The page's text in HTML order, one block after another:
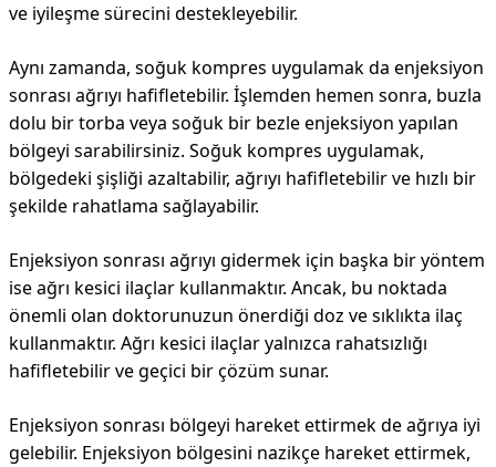
ve iyileşme sürecini destekleyebilir.
Aynı zamanda, soğuk kompres uygulamak da enjeksiyon
sonrası ağrıyı hafifletebilir. İşlemden hemen sonra, buzla
dolu bir torba veya soğuk bir bezle enjeksiyon yapılan
bölgeyi sarabilirsiniz. Soğuk kompres uygulamak,
bölgedeki şişliği azaltabilir, ağrıyı hafifletebilir ve hızlı bir
şekilde rahatlama sağlayabilir.
Enjeksiyon sonrası ağrıyı gidermek için başka bir yöntem
ise ağrı kesici ilaçlar kullanmaktır. Ancak, bu noktada
önemli olan doktorunuzun önerdiği doz ve sıklıkta ilaç
kullanmaktır. Ağrı kesici ilaçlar yalnızca rahatsızlığı
hafifletebilir ve geçici bir çözüm sunar.
Enjeksiyon sonrası bölgeyi hareket ettirmek de ağrıya iyi
gelebilir. Enjeksiyon bölgesini nazikçe hareket ettirmek,